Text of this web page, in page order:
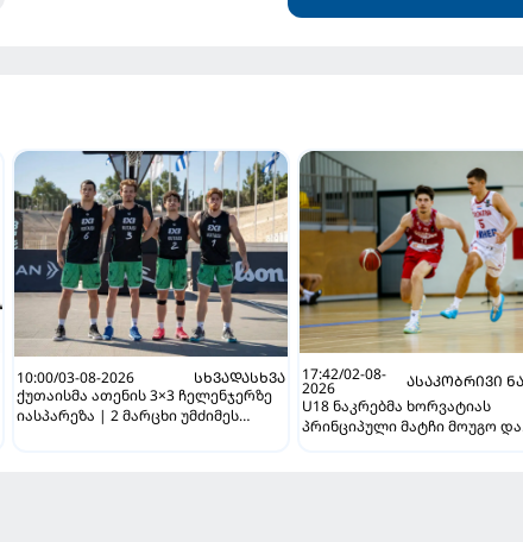
10:00/03-08-2026
ᲡᲮᲕᲐᲓᲐᲡᲮᲕᲐ
ქუთაისმა ათენის 3×3 ჩელენჯერზე
იასპარეზა | 2 მარცხი უმძიმეს
17:42/02-08-
2026
ᲐᲡᲐᲙᲝᲑᲠᲘᲕᲘ
U18 ნაკრებმა ხორვატიას
პრინციპული მატჩი მოუგო და